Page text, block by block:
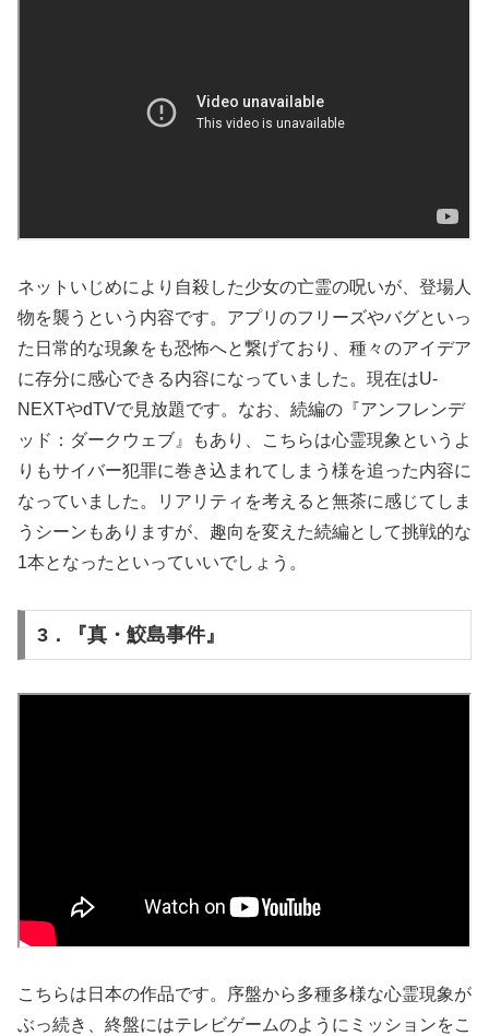
ネットいじめにより自殺した少女の亡霊の呪いが、登場人
物を襲うという内容です。アプリのフリーズやバグといっ
た日常的な現象をも恐怖へと繋げており、種々のアイデア
に存分に感心できる内容になっていました。現在はU-
NEXTやdTVで見放題です。なお、続編の『アンフレンデ
ッド：ダークウェブ』もあり、こちらは心霊現象というよ
りもサイバー犯罪に巻き込まれてしまう様を追った内容に
なっていました。リアリティを考えると無茶に感じてしま
うシーンもありますが、趣向を変えた続編として挑戦的な
1本となったといっていいでしょう。
3．『真・鮫島事件』
こちらは日本の作品です。序盤から多種多様な心霊現象が
ぶっ続き、終盤にはテレビゲームのようにミッションをこ